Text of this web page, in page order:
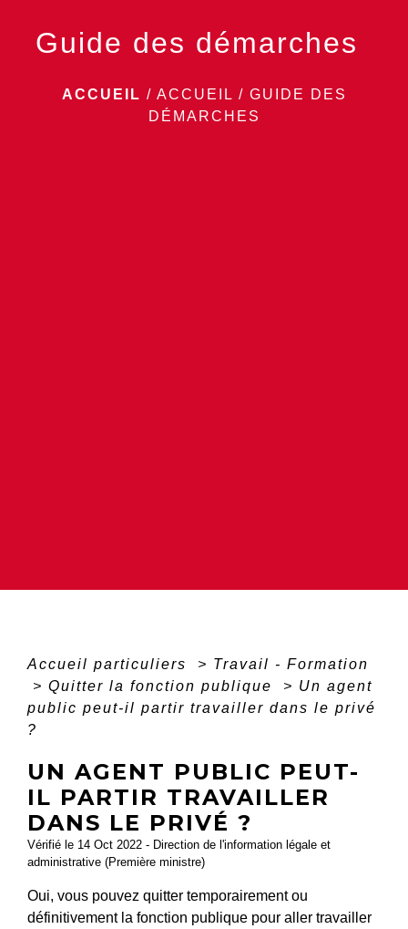
Guide des démarches
ACCUEIL / ACCUEIL / GUIDE DES
DÉMARCHES
Accueil particuliers > Travail - Formation
> Quitter la fonction publique > Un agent
public peut-il partir travailler dans le privé
?
UN AGENT PUBLIC PEUT-
IL PARTIR TRAVAILLER
DANS LE PRIVÉ ?
Vérifié le 14 Oct 2022 - Direction de l'information légale et
administrative (Première ministre)
Oui, vous pouvez quitter temporairement ou
définitivement la fonction publique pour aller travailler